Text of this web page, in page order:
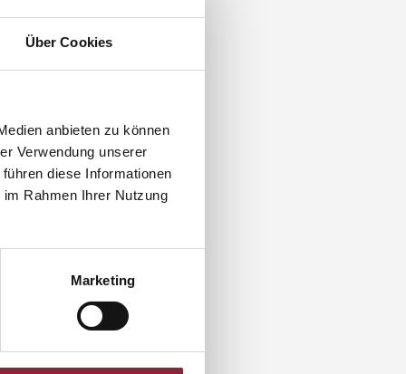
Über Cookies
anbieten zu können
Verwendung unserer
diese Informationen
Rahmen Ihrer Nutzung
Marketing